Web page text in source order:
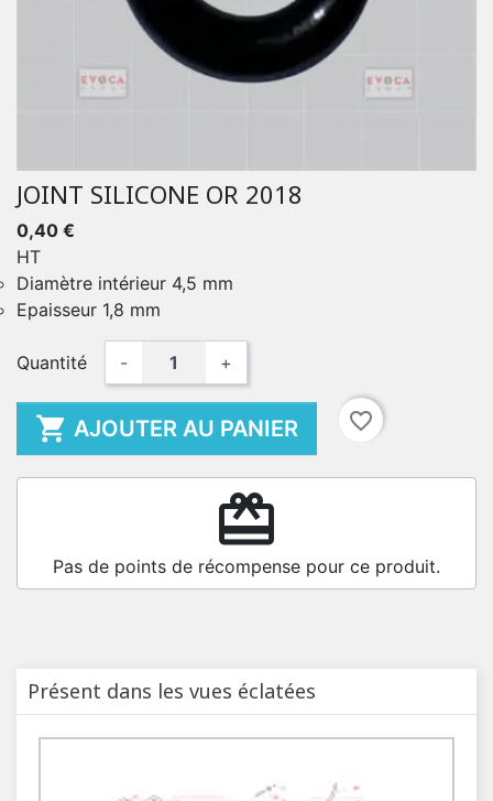
JOINT SILICONE OR 2018
0,40 €
HT
Diamètre intérieur 4,5 mm
Epaisseur 1,8 mm
Quantité - +
 AJOUTER AU PANIER favorite_border
redeem
Pas de points de récompense pour ce produit.
Présent dans les vues éclatées